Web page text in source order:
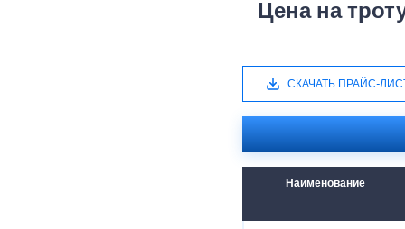
Цена на
СКАЧАТЬ ПРАЙС-
Наименование